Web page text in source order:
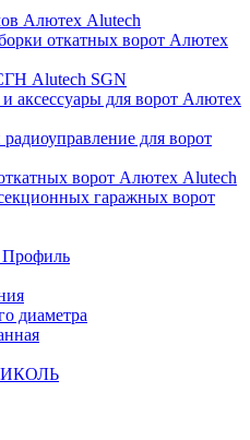
Алютех Alutech
откатных ворот Алютех
Alutech SGN
аксессуары для ворот Алютех
для ворот
ворот Алютех Alutech
гаражных ворот
Профиль
диаметра